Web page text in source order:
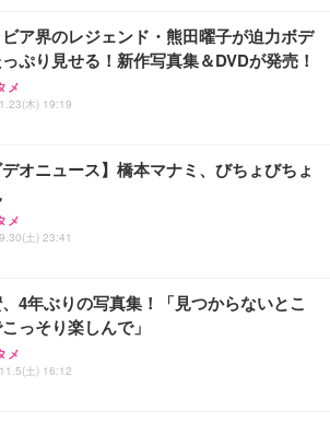
しゃれ パソコンチェア (ホワイト)
オフィスチェア デスクチェア 肘なし メ
通気性 ランバーサポート付き 腰サポート ガ
段階昇降 360度回転 キャスター付き コンパク
24.5inch/280Hz/FHD】GRAPHT THE S
Gaming Monitor 24” Essential ゲーミン
ター QD 24.5インチ 1ms FHD 量子ドット 残
リスオーヤマ ペットシーツ 超厚型 お徳用 レギ
200枚入【Amazon.co.jp限定】
ア界のレジェンド・熊田曜子が迫力ボデ
ぷり見せる！新作写真集＆DVDが発売！
メ
木) 19:19
デオニュース】橋本マナミ、びちょびちょ
メ
土) 23:41
4年ぶりの写真集！「見つからないとこ
っそり楽しんで」
メ
土) 16:12